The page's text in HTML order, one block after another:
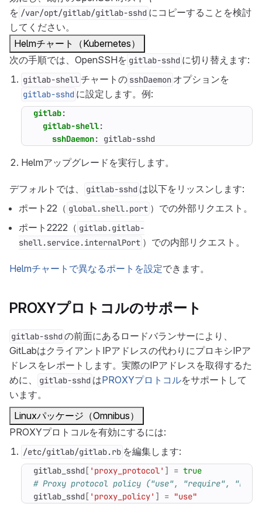
を /var/opt/gitlab/gitlab-sshd にコピーすることを検討
してください。
Helmチャート（Kubernetes）
次の手順では、OpenSSHを gitlab-sshd に切り替えます:
gitlab-shellチャートの sshDaemon オプションを
gitlab-sshd に設定します。例:
gitlab:
gitlab-shell:
sshDaemon: gitlab-sshd
Helmアップグレードを実行します。
デフォルトでは、 gitlab-sshd は以下をリッスンします:
ポート22（ global.shell.port ）での外部リクエスト。
ポート2222（ gitlab.gitlab-
shell.service.internalPort ）での内部リクエスト。
Helmチャートで異なるポートを設定できます。
PROXYプロトコルのサポート
gitlab-sshd の前面にあるロードバランサーにより、
GitLabはクライアントIPアドレスの代わりにプロキシIPア
ドレスをレポートします。実際のIPアドレスを取得するた
めに、
gitlab-sshd はPROXYプロトコルをサポートして
います。
Linuxパッケージ（Omnibus）
PROXYプロトコルを有効にするには:
/etc/gitlab/gitlab.rb を編集します:
gitlab_sshd [ 'proxy_protocol' ] = true
# Proxy protocol policy ("use", "require",
gitlab_sshd [ 'proxy_policy' ] = "use"